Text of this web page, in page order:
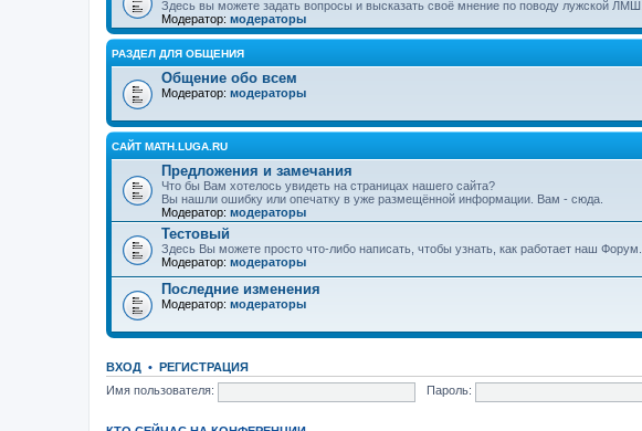
Здесь вы можете задать вопросы и высказать своё мнение по поводу лужской ЛМШ.
Модератор: модераторы
РАЗДЕЛ ДЛЯ ОБЩЕНИЯ
Общение обо всем
Модератор: модераторы
САЙТ MATH.LUGA.RU
Предложения и замечания
Что бы Вам хотелось увидеть на страницах нашего сайта?
Вы нашли ошибку или опечатку в уже размещённой информации. Вам - сюда.
Модератор: модераторы
Тестовый
Здесь Вы можете просто что-либо написать, чтобы узнать, как работает наш Форум.
Модератор: модераторы
Последние изменения
Модератор: модераторы
ВХОД • РЕГИСТРАЦИЯ
Имя пользователя:
Пароль: